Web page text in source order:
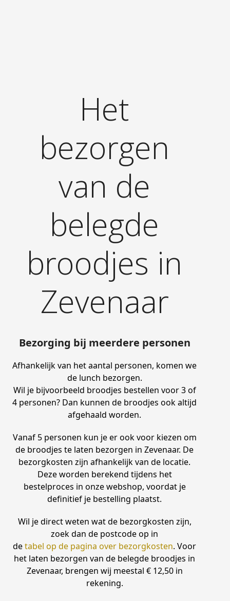
Het
bezorgen
van de
belegde
broodjes in
Zevenaar
Bezorging bij meerdere personen
Afhankelijk van het aantal personen, komen we
de lunch bezorgen.
Wil je bijvoorbeeld broodjes bestellen voor 3 of
4 personen? Dan kunnen de broodjes ook altijd
afgehaald worden.
Vanaf 5 personen kun je er ook voor kiezen om
de broodjes te laten bezorgen in Zevenaar. De
bezorgkosten zijn afhankelijk van de locatie.
Deze worden berekend tijdens het
bestelproces in onze webshop, voordat je
definitief je bestelling plaatst.
Wil je direct weten wat de bezorgkosten zijn,
zoek dan de postcode op in
detabel op de pagina over bezorgkosten. Voor
het laten bezorgen van de belegde broodjes in
Zevenaar, brengen wij meestal € 12,50 in
rekening.